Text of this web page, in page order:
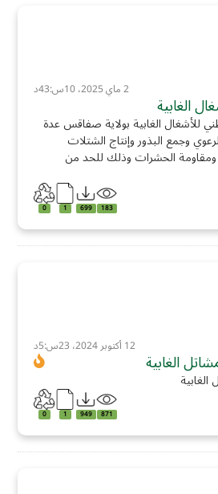
2 ماي 2025، 10س:43د
الغابية
للأشغال الغابية بولاية صفاقس عدة
وجمع البذور وإنتاج الشتلات
ومقاومة الحشرات وذلك للحد من
183
699
1
0
12 أكتوبر 2024، 23س:5د
الغابية
871
949
1
0